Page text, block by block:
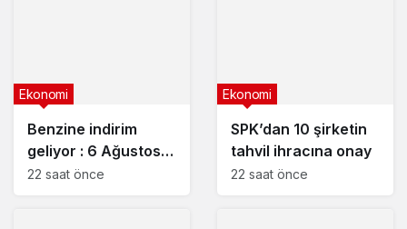
Benzine indirim
geliyor : 6 Ağustos
2026 güncel
Ekonomi
22 saat önce
SPK’dan 10 şirketin
tahvil ihracına onay
Ekonomi
22 saat önce